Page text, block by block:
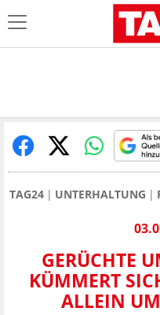
TAG24 UNTERHALTUNG
GERÜCHTE
KÜMMERT
ALLEIN